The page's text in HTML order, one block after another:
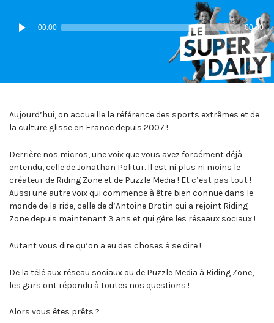
Lecteur
audio
00:00 00:00
Aujourd’hui, on accueille la référence des sports extrêmes et de
la culture glisse en France depuis 2007 !
Derrière nos micros, une voix que vous avez forcément déjà
entendu, celle de Jonathan Politur. Il est ni plus ni moins le
créateur de Riding Zone et de Puzzle Media ! Et c’est pas tout !
Aussi une autre voix qui commence à être bien connue dans le
monde de la ride, celle de d’Antoine Brotin qui a rejoint Riding
Zone depuis maintenant 3 ans et qui gère les réseaux sociaux !
Autant vous dire qu’on a eu des choses à se dire !
De la télé aux réseau sociaux ou de Puzzle Media à Riding Zone,
les gars ont répondu à toutes nos questions !
Alors vous êtes prêts ?